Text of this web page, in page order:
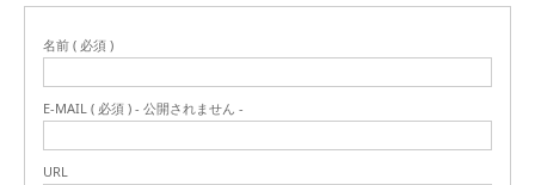
名前 ( 必須 )
E-MAIL ( 必須 ) - 公開されません -
URL